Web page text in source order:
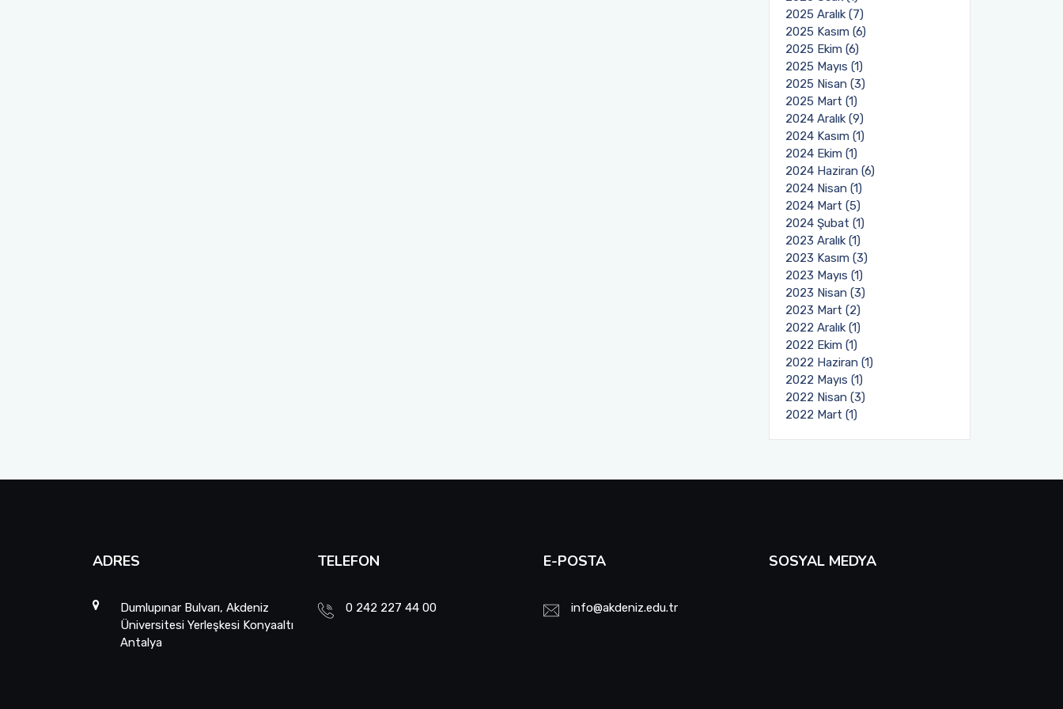
2025 Aralık (7)
2025 Kasım (6)
2025 Ekim (6)
2025 Mayıs (1)
2025 Nisan (3)
2025 Mart (1)
2024 Aralık (9)
2024 Kasım (1)
2024 Ekim (1)
2024 Haziran (6)
2024 Nisan (1)
2024 Mart (5)
2024 Şubat (1)
2023 Aralık (1)
2023 Kasım (3)
2023 Mayıs (1)
2023 Nisan (3)
2023 Mart (2)
2022 Aralık (1)
2022 Ekim (1)
2022 Haziran (1)
2022 Mayıs (1)
2022 Nisan (3)
2022 Mart (1)
ADRES
Dumlupınar Bulvarı, Akdeniz
Üniversitesi Yerleşkesi Konyaaltı
Antalya
TELEFON
0 242 227 44 00
E-POSTA
info@akdeniz.edu.tr
SOSYAL MEDYA